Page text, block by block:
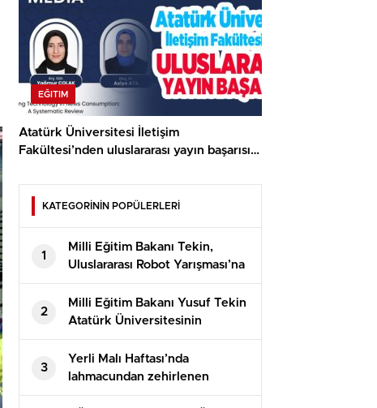
EĞITIM
Atatürk Üniversitesi İletişim
Fakültesi’nden uluslararası yayın başarısı…
KATEGORİNİN POPÜLERLERİ
1
Milli Eğitim Bakanı Tekin,
Uluslararası Robot Yarışması’na
katılan öğrencilerle bir araya
geldi
2
Milli Eğitim Bakanı Yusuf Tekin
Atatürk Üniversitesinin
akademik yılı açılış töreninde
konuştu
3
Yerli Malı Haftası’nda
lahmacundan zehirlenen
öğrenciler hastaneye kaldırıldı!